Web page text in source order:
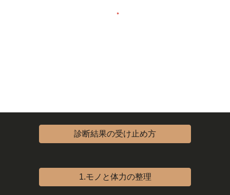
診断結果の受け止め方
1.モノと体力の整理